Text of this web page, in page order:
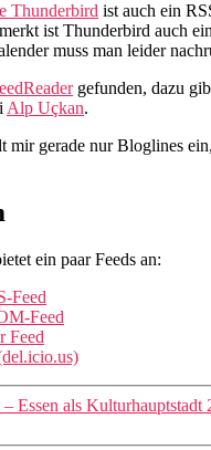
Thunderbird ist auch ein
ist Thunderbird auch
muss man leider
gefunden, dazu
Alp Uçkan.
mir gerade nur Bloglines
ein paar Feeds an:
Feed
Feed
Feed
Essen als Kulturhauptstadt